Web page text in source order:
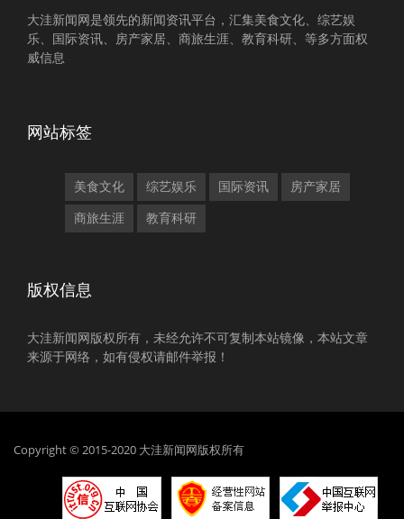
大洼新闻网是领先的新闻资讯平台，汇集美食文化、综艺娱
乐、国际资讯、房产家居、商旅生涯、教育科研、等多方面权
威信息
网站标签
美食文化 综艺娱乐 国际资讯 房产家居
商旅生涯 教育科研
版权信息
大洼新闻网版权所有，未经允许不可复制本站镜像，本站文章
来源于网络，如有侵权请邮件举报！
Copyright © 2015-2020 大洼新闻网版权所有